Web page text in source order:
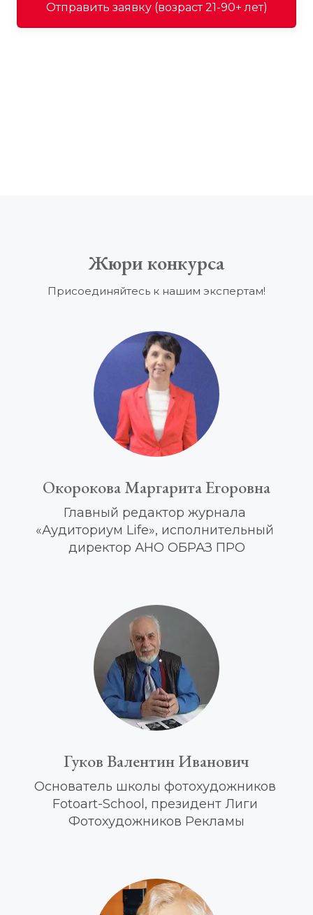
Отправить заявку (возраст 21-90+ лет)
Жюри конкурса
Присоединяйтесь к нашим экспертам!
Окорокова Маргарита Егоровна
Главный редактор журнала
«Аудиториум Life», исполнительный
директор АНО ОБРАЗ ПРО
Гуков Валентин Иванович
Основатель школы фотохудожников
Fotoart-School, президент Лиги
Фотохудожников Рекламы